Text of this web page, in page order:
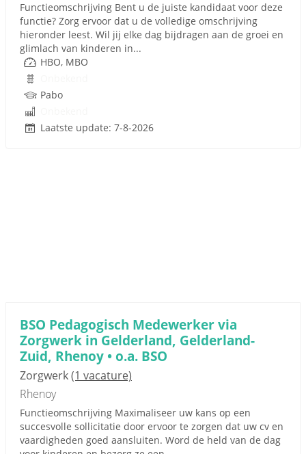
Functieomschrijving Bent u de juiste kandidaat voor deze
functie? Zorg ervoor dat u de volledige omschrijving
hieronder leest. Wil jij elke dag bijdragen aan de groei en
glimlach van kinderen in...
HBO, MBO
Pabo
Laatste update: 7-8-2026
BSO Pedagogisch Medewerker via
Zorgwerk in Gelderland, Gelderland-
Zuid, Rhenoy • o.a. BSO
Zorgwerk(1 vacature)
Rhenoy
Functieomschrijving Maximaliseer uw kans op een
succesvolle sollicitatie door ervoor te zorgen dat uw cv en
vaardigheden goed aansluiten. Word de held van de dag